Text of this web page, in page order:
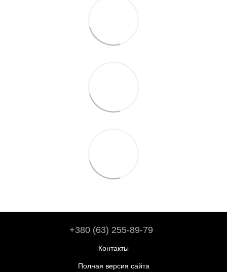
+380 (63) 255-89-79
Контакты
Полная версия сайта